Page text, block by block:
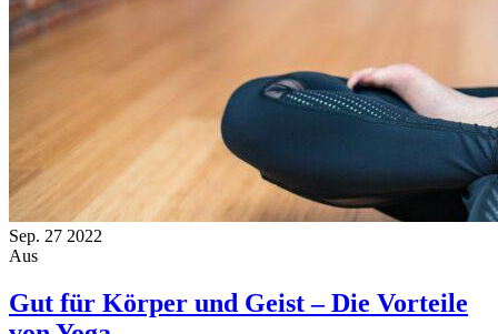
Sep. 27 2022
Aus
Gut für Körper und Geist – Die Vorteile